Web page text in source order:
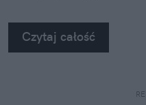
na własne oczy
sobie z takimi
Czytaj całość